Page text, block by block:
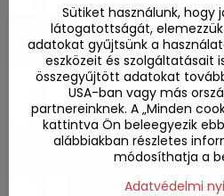
970 Ft
Édes chiliszósz
Készleten
890 Ft
Édes chiliszósz a
Sütiket használunk, hogy
látogatottságát,
adatokat gyűjtsünk a
eszközeit és szolgáltatásait
összegyűjtött adatokat
USA-ban vagy más
partnereinknek. A „Minden
kattintva Ön beleegyezik
alábbiakban részletes
módosíthatja a
Adatvédelmi